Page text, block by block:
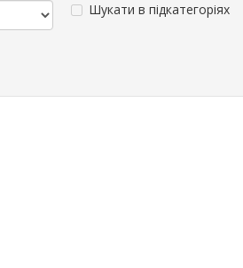
Шукати в підкатегоріях